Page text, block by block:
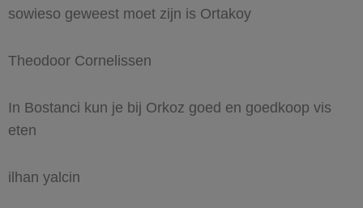
sowieso geweest moet zijn is Ortakoy
Theodoor Cornelissen
In Bostanci kun je bij Orkoz goed en goedkoop vis
eten
ilhan yalcin